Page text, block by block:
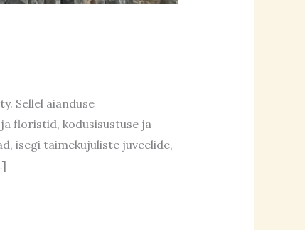
Sellel aianduse
floristid, kodusisustuse ja
isegi taimekujuliste juveelide,